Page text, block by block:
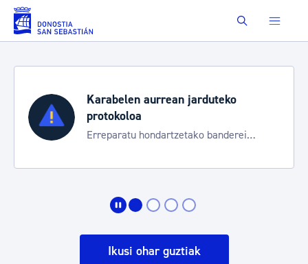
Eduki nagusira joan Buscar
Karabelen aurrean jarduteko
protokoloa
Erreparatu hondartzetako banderei
Ikusi ohar guztiak